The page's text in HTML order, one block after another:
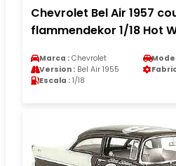
Chevrolet Bel Air 1957
flammendekor 1/18 Hot
Marca : Chevrolet
Version : Bel Air 1955
Escala : 1/18